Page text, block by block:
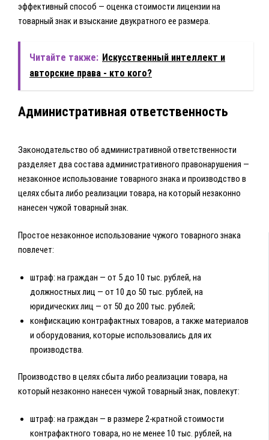
эффективный способ — оценка стоимости лицензии на
товарный знак и взыскание двукратного ее размера.
Читайте также: Искусственный интеллект и
авторские права - кто кого?
Административная ответственность
Законодательство об административной ответственности
разделяет два состава административного правонарушения —
незаконное использование товарного знака и производство в
целях сбыта либо реализации товара, на который незаконно
нанесен чужой товарный знак.
Простое незаконное использование чужого товарного знака
повлечет:
штраф: на граждан — от 5 до 10 тыс. рублей, на
должностных лиц — от 10 до 50 тыс. рублей, на
юридических лиц — от 50 до 200 тыс. рублей;
конфискацию контрафактных товаров, а также материалов
и оборудования, которые использовались для их
производства.
Производство в целях сбыта либо реализации товара, на
который незаконно нанесен чужой товарный знак, повлекут:
штраф: на граждан — в размере 2-кратной стоимости
контрафактного товара, но не менее 10 тыс. рублей, на